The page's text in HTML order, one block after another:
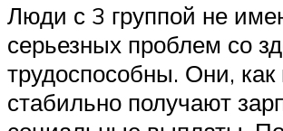
Люди с 3 группой не
серьезных проблем со
трудоспособны. Они, как
стабильно получают